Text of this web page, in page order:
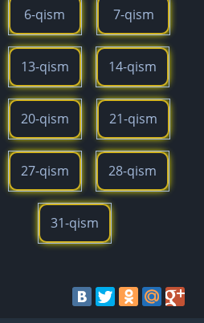
6-qism 7-qism
13-qism 14-qism
20-qism 21-qism
27-qism 28-qism
31-qism